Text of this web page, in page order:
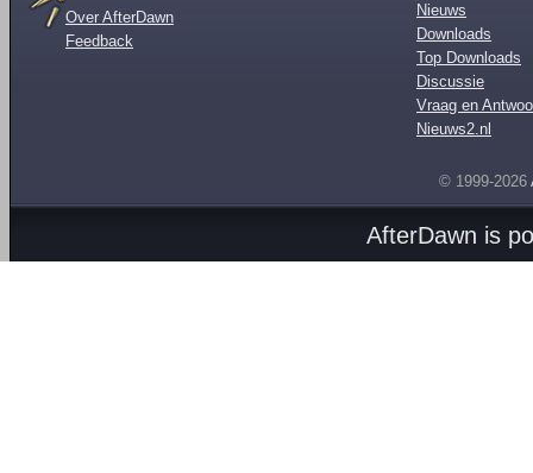
Over AfterDawn
Feedback
Nieuws
Downloads
Top Downloads
Discussie
Vraag en
Nieuws2.nl
© 1999-2026
AfterDawn is